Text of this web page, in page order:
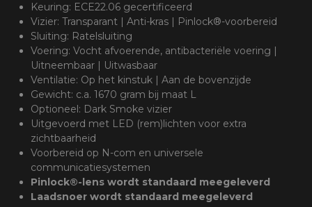
Keuring: ECE22.06 gecertificeerd
Vizier: Transparant | Anti-kras | Pinlock®-voorbereid
Sluiting: Ratelsluiting
Voering: Vocht afvoerende, antibacteriële voering |
Uitneembaar | Uitwasbaar
Ventilatie: Op het kinstuk | Aan de bovenzijde
Gewicht: c.a. 1670 gram bij maat L
Optioneel: Dark Smoke vizier
Uitgevoerd met LED (rem)lichten voor extra
zichtbaarheid
Voorbereid op N-com en universele
communicatiesystemen
Pinlock®-lens wordt standaard meegeleverd
Laadsnoer wordt standaard meegeleverd